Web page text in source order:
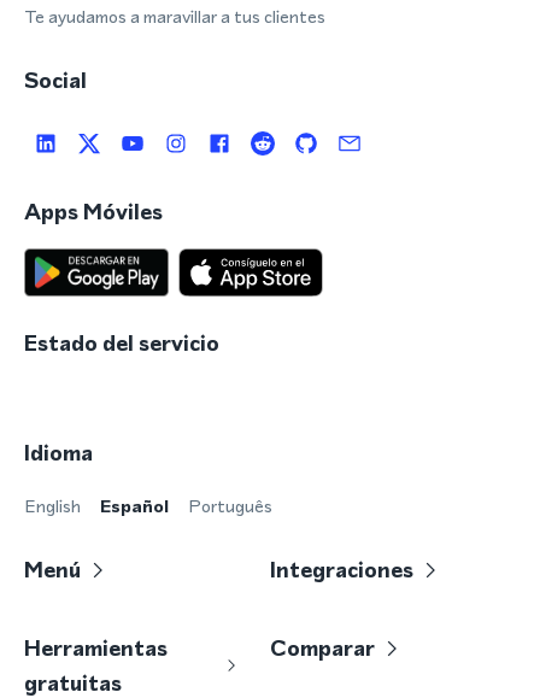
Te ayudamos a maravillar a tus clientes
Social
Apps Móviles
Estado del servicio
Idioma
English Español Português
Menú Integraciones
Herramientas
gratuitas
Comparar